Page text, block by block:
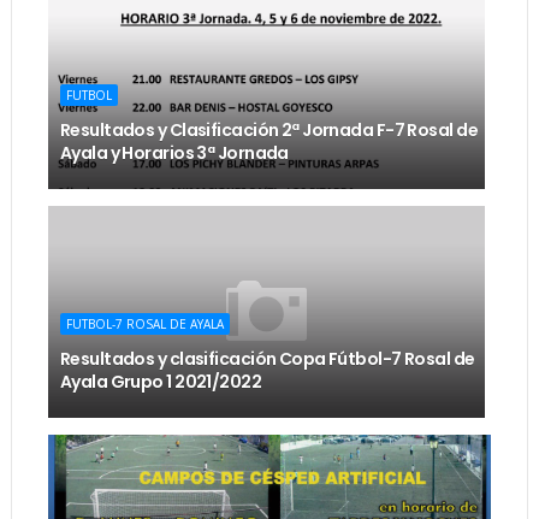
FUTBOL
Resultados y Clasificación 2ª Jornada F-7 Rosal de
Ayala y Horarios 3ª Jornada
FUTBOL-7 ROSAL DE AYALA
Resultados y clasificación Copa Fútbol-7 Rosal de
Ayala Grupo 1 2021/2022